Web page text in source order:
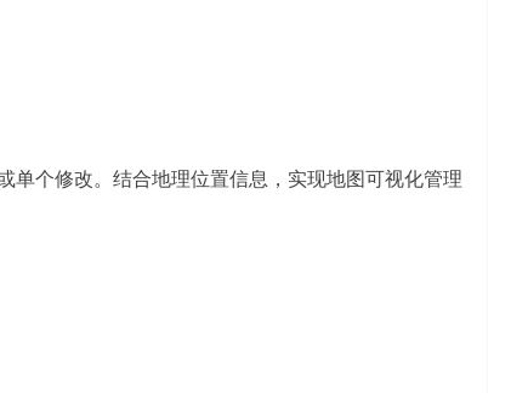
单个修改。结合地理位置信息，实现地图可视化管理